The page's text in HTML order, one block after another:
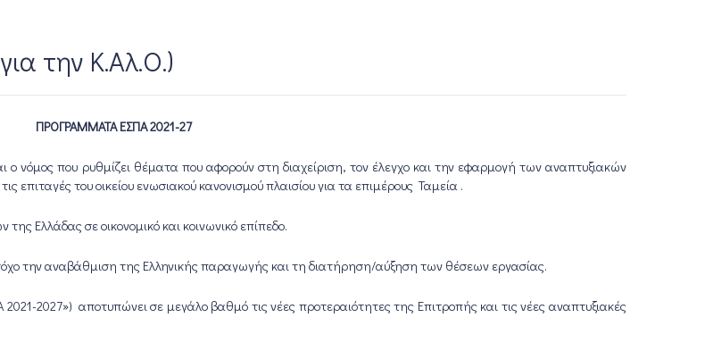
την Κ.Αλ.Ο.)
ΠΡΟΓΡΑΜΜΑΤΑ ΕΣΠΑ 2021-27
ο νόμος που ρυθμίζει θέματα που αφορούν στη διαχείριση, τον έλεγχο και την εφαρμογή των αναπτυξιακών
του οικείου ενωσιακού κανονισμού πλαισίου για τα επιμέρους Ταμεία .
Ελλάδας σε οικονομικό και κοινωνικό επίπεδο.
την αναβάθμιση της Ελληνικής παραγωγής και τη διατήρηση/αύξηση των θέσεων εργασίας.
2027») αποτυπώνει σε μεγάλο βαθμό τις νέες προτεραιότητες της Επιτροπής και τις νέες αναπτυξιακές